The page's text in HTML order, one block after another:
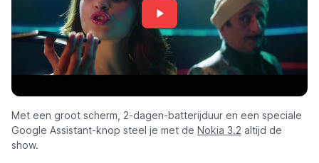
Met een groot scherm, 2-dagen-batterijduur en een speciale
Google Assistant-knop steel je met de Nokia 3.2 altijd de
show.